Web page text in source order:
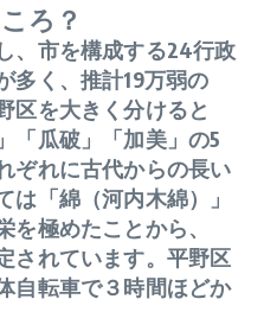
ろ？
、市を構成する24行政
多く、推計19万弱の
区を大きく分けると
「瓜破」「加美」の5
ぞれに古代からの長い
は「綿（河内木綿）」
極めたことから、
されています。平野区
自転車で３時間ほどか